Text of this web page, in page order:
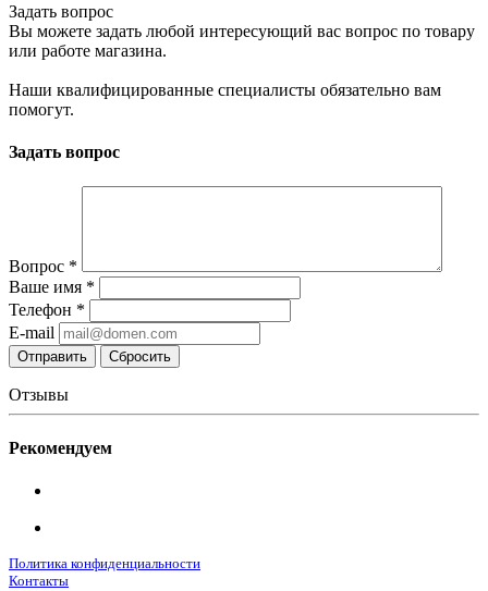
Задать вопрос
Вы можете задать любой интересующий вас вопрос по товару
или работе магазина.
Наши квалифицированные специалисты обязательно вам
помогут.
Задать вопрос
Вопрос *
Ваше имя *
Телефон *
E-mail
Сбросить
Отзывы
Рекомендуем
Политика конфиденциальности
Контакты